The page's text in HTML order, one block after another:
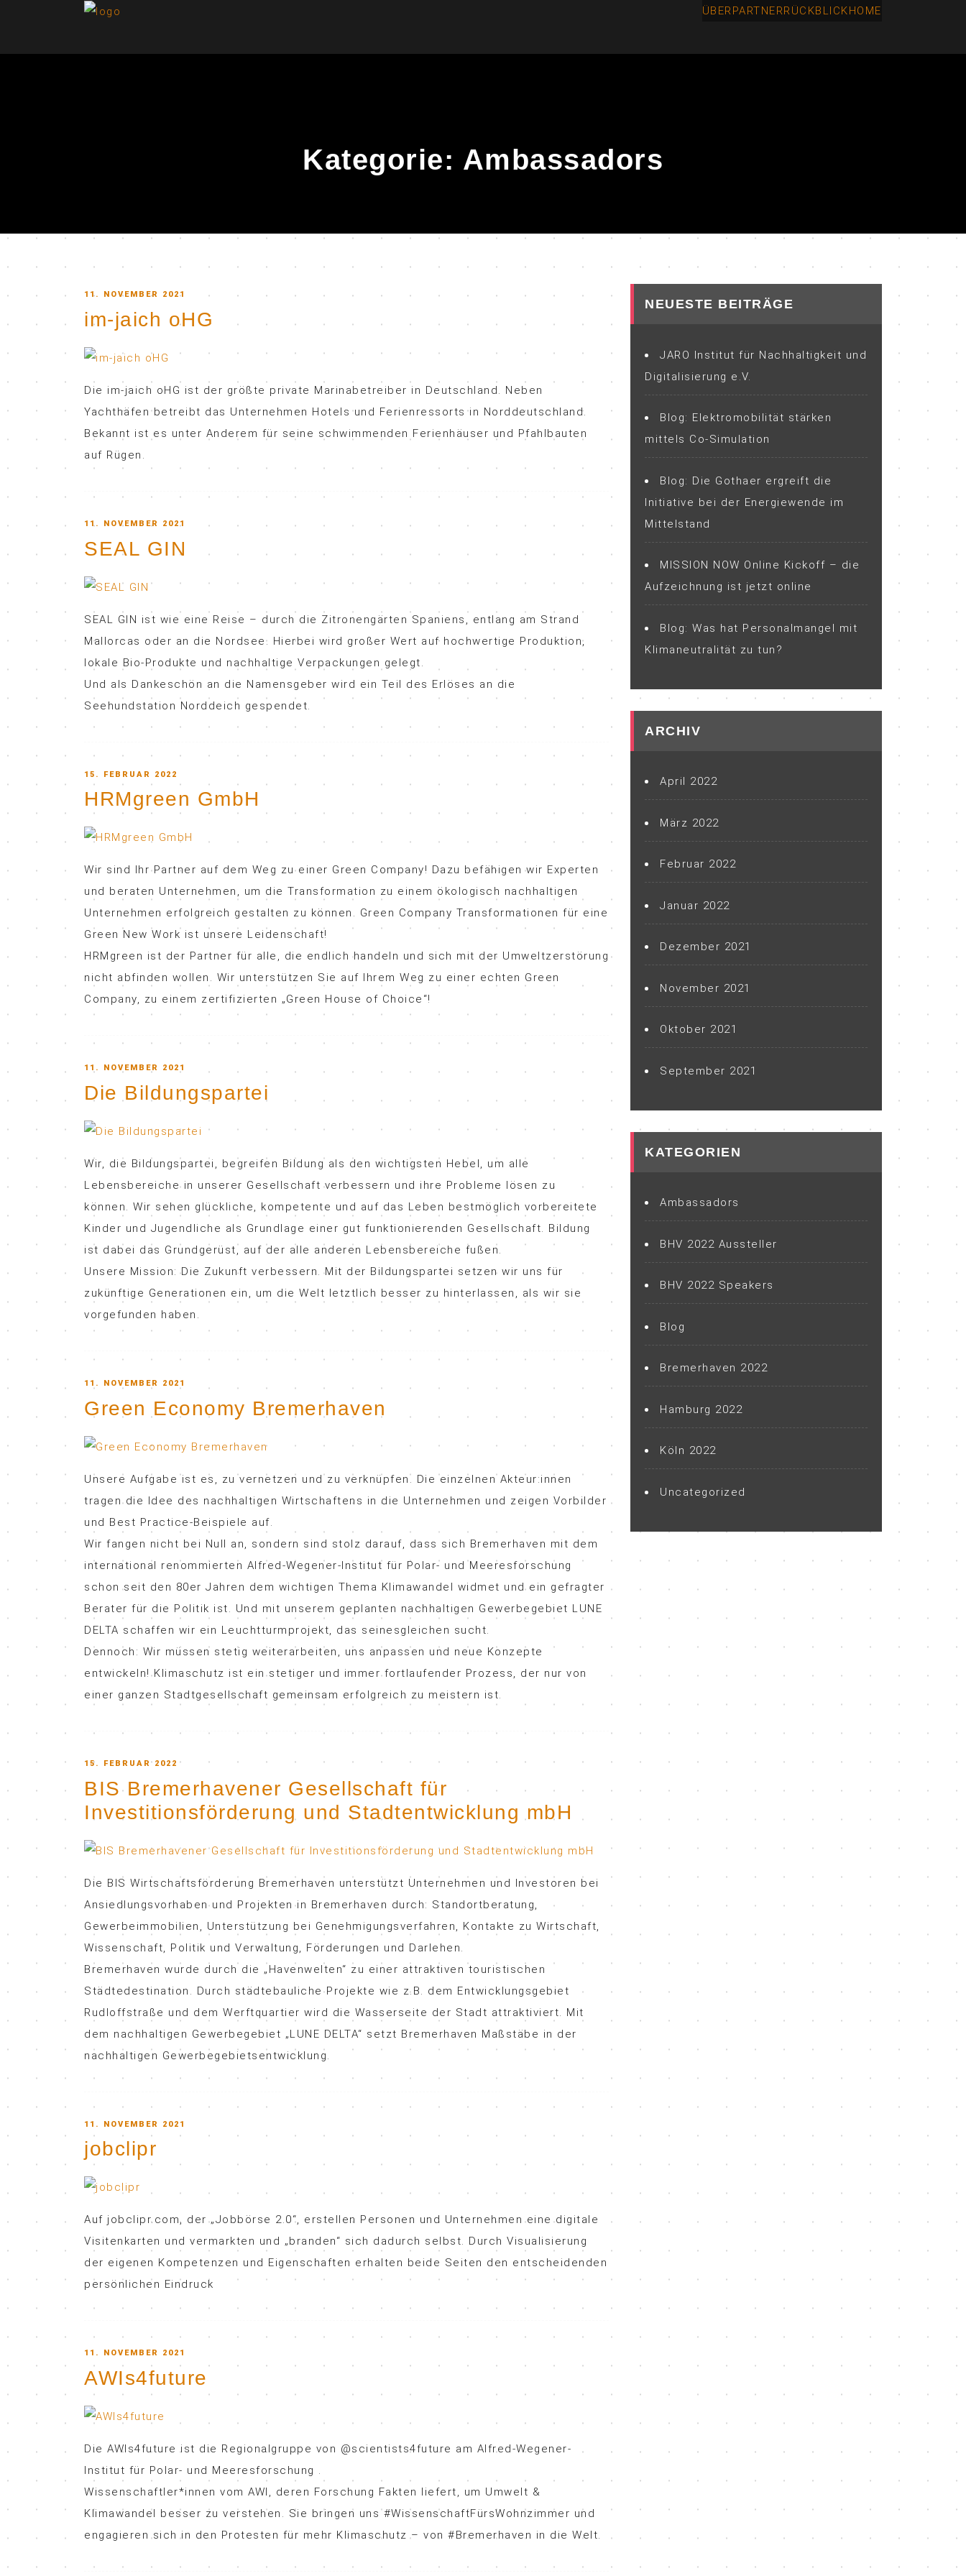
HOME
RÜCKBLICK
PARTNER
ÜBER
Kategorie: Ambassadors
POSTED
ON
11. NOVEMBER 2021
im-jaich oHG
Die im-jaich oHG ist der größte private Marinabetreiber in Deutschland. Neben
Yachthäfen betreibt das Unternehmen Hotels und Ferienressorts in Norddeutschland.
Bekannt ist es unter Anderem für seine schwimmenden Ferienhäuser und Pfahlbauten
auf Rügen.
POSTED
ON
11. NOVEMBER 2021
SEAL GIN
SEAL GIN ist wie eine Reise – durch die Zitronengärten Spaniens, entlang am Strand
Mallorcas oder an die Nordsee. Hierbei wird großer Wert auf hochwertige Produktion,
lokale Bio-Produkte und nachhaltige Verpackungen gelegt.
Und als Dankeschön an die Namensgeber wird ein Teil des Erlöses an die
Seehundstation Norddeich gespendet.
POSTED
ON
15. FEBRUAR 2022
HRMgreen GmbH
Wir sind Ihr Partner auf dem Weg zu einer Green Company! Dazu befähigen wir Experten
und beraten Unternehmen, um die Transformation zu einem ökologisch nachhaltigen
Unternehmen erfolgreich gestalten zu können. Green Company Transformationen für eine
Green New Work ist unsere Leidenschaft!
HRMgreen ist der Partner für alle, die endlich handeln und sich mit der Umweltzerstörung
nicht abfinden wollen. Wir unterstützen Sie auf Ihrem Weg zu einer echten Green
Company, zu einem zertifizierten „Green House of Choice“!
POSTED
ON
11. NOVEMBER 2021
Die Bildungspartei
Wir, die Bildungspartei, begreifen Bildung als den wichtigsten Hebel, um alle
Lebensbereiche in unserer Gesellschaft verbessern und ihre Probleme lösen zu
können. Wir sehen glückliche, kompetente und auf das Leben bestmöglich vorbereitete
Kinder und Jugendliche als Grundlage einer gut funktionierenden Gesellschaft. Bildung
ist dabei das Grundgerüst, auf der alle anderen Lebensbereiche fußen.
Unsere Mission: Die Zukunft verbessern. Mit der Bildungspartei setzen wir uns für
zukünftige Generationen ein, um die Welt letztlich besser zu hinterlassen, als wir sie
vorgefunden haben.
POSTED
ON
11. NOVEMBER 2021
Green Economy Bremerhaven
Unsere Aufgabe ist es, zu vernetzen und zu verknüpfen. Die einzelnen Akteur:innen
tragen die Idee des nachhaltigen Wirtschaftens in die Unternehmen und zeigen Vorbilder
und Best Practice-Beispiele auf.
Wir fangen nicht bei Null an, sondern sind stolz darauf, dass sich Bremerhaven mit dem
international renommierten Alfred-Wegener-Institut für Polar- und Meeresforschung
schon seit den 80er Jahren dem wichtigen Thema Klimawandel widmet und ein gefragter
Berater für die Politik ist. Und mit unserem geplanten nachhaltigen Gewerbegebiet LUNE
DELTA schaffen wir ein Leuchtturmprojekt, das seinesgleichen sucht.
Dennoch: Wir müssen stetig weiterarbeiten, uns anpassen und neue Konzepte
entwickeln! Klimaschutz ist ein stetiger und immer fortlaufender Prozess, der nur von
einer ganzen Stadtgesellschaft gemeinsam erfolgreich zu meistern ist.
POSTED
ON
15. FEBRUAR 2022
BIS Bremerhavener Gesellschaft für
Investitionsförderung und Stadtentwicklung mbH
Die BIS Wirtschaftsförderung Bremerhaven unterstützt Unternehmen und Investoren bei
Ansiedlungsvorhaben und Projekten in Bremerhaven durch: Standortberatung,
Gewerbeimmobilien, Unterstützung bei Genehmigungsverfahren, Kontakte zu Wirtschaft,
Wissenschaft, Politik und Verwaltung, Förderungen und Darlehen.
Bremerhaven wurde durch die „Havenwelten“ zu einer attraktiven touristischen
Städtedestination. Durch städtebauliche Projekte wie z.B. dem Entwicklungsgebiet
Rudloffstraße und dem Werftquartier wird die Wasserseite der Stadt attraktiviert. Mit
dem nachhaltigen Gewerbegebiet „LUNE DELTA“ setzt Bremerhaven Maßstäbe in der
nachhaltigen Gewerbegebietsentwicklung.
POSTED
ON
11. NOVEMBER 2021
jobclipr
Auf jobclipr.com, der „Jobbörse 2.0“, erstellen Personen und Unternehmen eine digitale
Visitenkarten und vermarkten und „branden“ sich dadurch selbst. Durch Visualisierung
der eigenen Kompetenzen und Eigenschaften erhalten beide Seiten den entscheidenden
persönlichen Eindruck
POSTED
ON
11. NOVEMBER 2021
AWIs4future
Die AWIs4future ist die Regionalgruppe von @scientists4future am Alfred-Wegener-
Institut für Polar- und Meeresforschung .
Wissenschaftler*innen vom AWI, deren Forschung Fakten liefert, um Umwelt &
Klimawandel besser zu verstehen. Sie bringen uns #WissenschaftFürsWohnzimmer und
engagieren sich in den Protesten für mehr Klimaschutz – von #Bremerhaven in die Welt.
NEUESTE BEITRÄGE
JARO Institut für Nachhaltigkeit und
Digitalisierung e.V.
Blog: Elektromobilität stärken
mittels Co-Simulation
Blog: Die Gothaer ergreift die
Initiative bei der Energiewende im
Mittelstand
MISSION NOW Online Kickoff – die
Aufzeichnung ist jetzt online
Blog: Was hat Personalmangel mit
Klimaneutralität zu tun?
ARCHIV
April 2022
März 2022
Februar 2022
Januar 2022
Dezember 2021
November 2021
Oktober 2021
September 2021
KATEGORIEN
Ambassadors
BHV 2022 Aussteller
BHV 2022 Speakers
Blog
Bremerhaven 2022
Hamburg 2022
Köln 2022
Uncategorized